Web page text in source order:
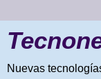
Nuevas